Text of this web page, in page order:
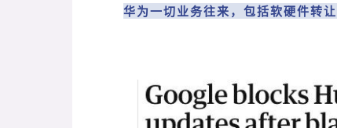
华为一切业务往来，包括软硬件转